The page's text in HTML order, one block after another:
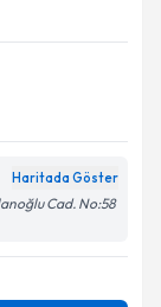
Haritada Göster
Cad. No:58